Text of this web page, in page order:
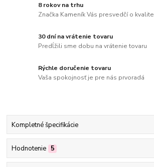
8 rokov na trhu
Značka Kameník Vás presvedčí o kvalite
30 dní na vrátenie tovaru
Predĺžili sme dobu na vrátenie tovaru
Rýchle doručenie tovaru
Vaša spokojnosť je pre nás prvoradá
Kompletné špecifikácie
Hodnotenie 5